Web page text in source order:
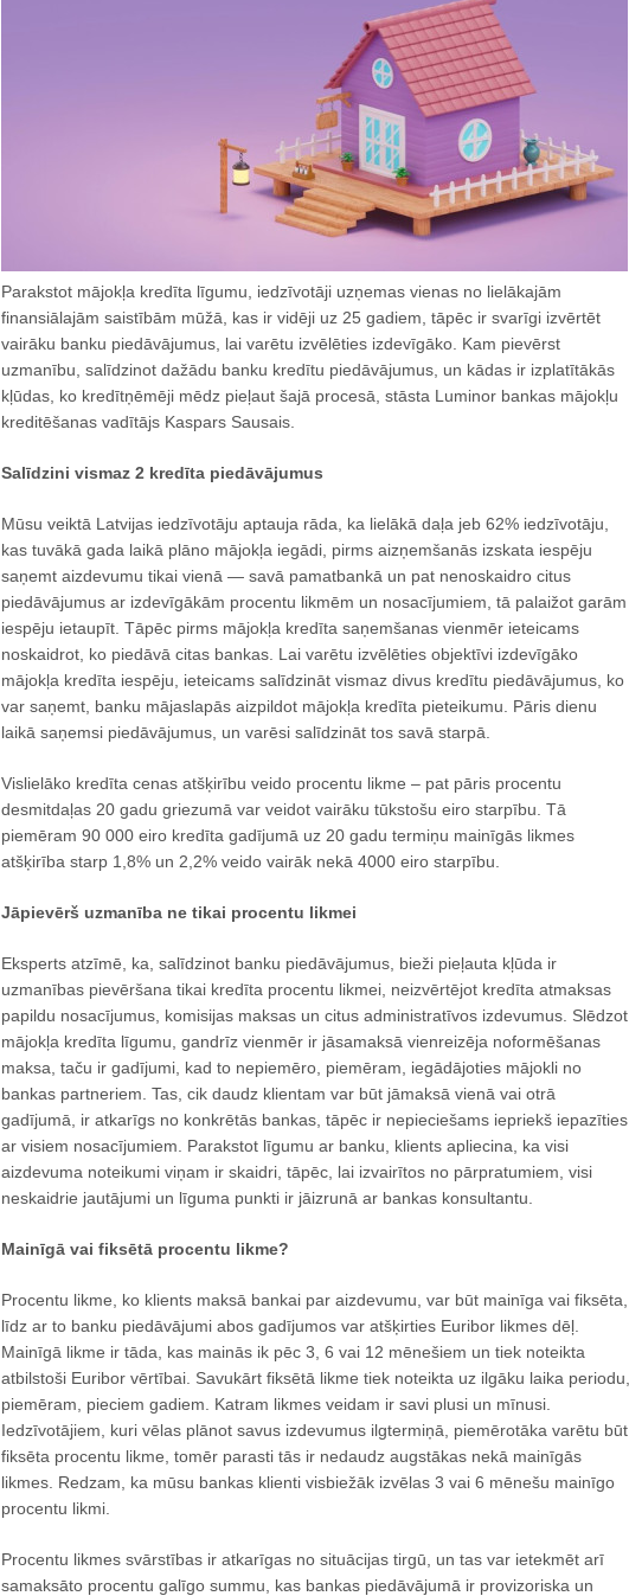
Parakstot mājokļa kredīta līgumu, iedzīvotāji uzņemas vienas no lielākajām
finansiālajām saistībām mūžā, kas ir vidēji uz 25 gadiem, tāpēc ir svarīgi izvērtēt
vairāku banku piedāvājumus, lai varētu izvēlēties izdevīgāko. Kam pievērst
uzmanību, salīdzinot dažādu banku kredītu piedāvājumus, un kādas ir izplatītākās
kļūdas, ko kredītņēmēji mēdz pieļaut šajā procesā, stāsta Luminor bankas mājokļu
kreditēšanas vadītājs Kaspars Sausais.
Salīdzini vismaz 2 kredīta piedāvājumus
Mūsu veiktā Latvijas iedzīvotāju aptauja rāda, ka lielākā daļa jeb 62% iedzīvotāju,
kas tuvākā gada laikā plāno mājokļa iegādi, pirms aizņemšanās izskata iespēju
saņemt aizdevumu tikai vienā — savā pamatbankā un pat nenoskaidro citus
piedāvājumus ar izdevīgākām procentu likmēm un nosacījumiem, tā palaižot garām
iespēju ietaupīt. Tāpēc pirms mājokļa kredīta saņemšanas vienmēr ieteicams
noskaidrot, ko piedāvā citas bankas. Lai varētu izvēlēties objektīvi izdevīgāko
mājokļa kredīta iespēju, ieteicams salīdzināt vismaz divus kredītu piedāvājumus, ko
var saņemt, banku mājaslapās aizpildot mājokļa kredīta pieteikumu. Pāris dienu
laikā saņemsi piedāvājumus, un varēsi salīdzināt tos savā starpā.
Vislielāko kredīta cenas atšķirību veido procentu likme – pat pāris procentu
desmitdaļas 20 gadu griezumā var veidot vairāku tūkstošu eiro starpību. Tā
piemēram 90 000 eiro kredīta gadījumā uz 20 gadu termiņu mainīgās likmes
atšķirība starp 1,8% un 2,2% veido vairāk nekā 4000 eiro starpību.
Jāpievērš uzmanība ne tikai procentu likmei
Eksperts atzīmē, ka, salīdzinot banku piedāvājumus, bieži pieļauta kļūda ir
uzmanības pievēršana tikai kredīta procentu likmei, neizvērtējot kredīta atmaksas
papildu nosacījumus, komisijas maksas un citus administratīvos izdevumus. Slēdzot
mājokļa kredīta līgumu, gandrīz vienmēr ir jāsamaksā vienreizēja noformēšanas
maksa, taču ir gadījumi, kad to nepiemēro, piemēram, iegādājoties mājokli no
bankas partneriem. Tas, cik daudz klientam var būt jāmaksā vienā vai otrā
gadījumā, ir atkarīgs no konkrētās bankas, tāpēc ir nepieciešams iepriekš iepazīties
ar visiem nosacījumiem. Parakstot līgumu ar banku, klients apliecina, ka visi
aizdevuma noteikumi viņam ir skaidri, tāpēc, lai izvairītos no pārpratumiem, visi
neskaidrie jautājumi un līguma punkti ir jāizrunā ar bankas konsultantu.
Mainīgā vai fiksētā procentu likme?
Procentu likme, ko klients maksā bankai par aizdevumu, var būt mainīga vai fiksēta,
līdz ar to banku piedāvājumi abos gadījumos var atšķirties Euribor likmes dēļ.
Mainīgā likme ir tāda, kas mainās ik pēc 3, 6 vai 12 mēnešiem un tiek noteikta
atbilstoši Euribor vērtībai. Savukārt fiksētā likme tiek noteikta uz ilgāku laika periodu,
piemēram, pieciem gadiem. Katram likmes veidam ir savi plusi un mīnusi.
Iedzīvotājiem, kuri vēlas plānot savus izdevumus ilgtermiņā, piemērotāka varētu būt
fiksēta procentu likme, tomēr parasti tās ir nedaudz augstākas nekā mainīgās
likmes. Redzam, ka mūsu bankas klienti visbiežāk izvēlas 3 vai 6 mēnešu mainīgo
procentu likmi.
Procentu likmes svārstības ir atkarīgas no situācijas tirgū, un tas var ietekmēt arī
samaksāto procentu galīgo summu, kas bankas piedāvājumā ir provizoriska un